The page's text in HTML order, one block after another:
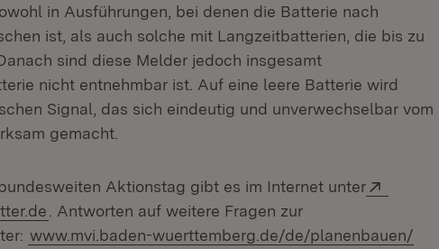
in Ausführungen, bei denen die Batterie nach
ist, als auch solche mit Langzeitbatterien, die bis zu
sind diese Melder jedoch insgesamt
nicht entnehmbar ist. Auf eine leere Batterie wird
Signal, das sich eindeutig und unverwechselbar vom
gemacht.
Aktionstag gibt es im Internet unter
(Öffnet in neuem Fenster)
. Antworten auf weitere Fragen zur
www.mvi.baden-wuerttemberg.de/de/planenbauen/